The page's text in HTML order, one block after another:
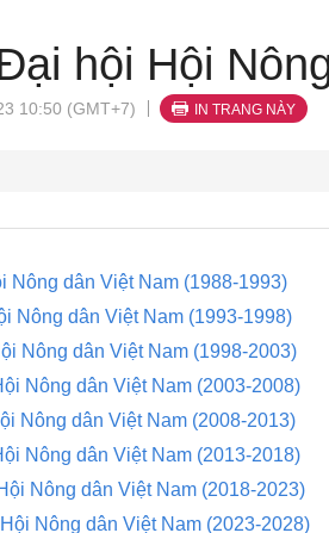
hội Hội
10:50 (GMT+7) IN TRANG NÀY
Nông dân Việt Nam (1988-1993)
Nông dân Việt Nam (1993-1998)
Nông dân Việt Nam (1998-2003)
Nông dân Việt Nam (2003-2008)
Nông dân Việt Nam (2008-2013)
Nông dân Việt Nam (2013-2018)
Nông dân Việt Nam (2018-2023)
Nông dân Việt Nam (2023-2028)